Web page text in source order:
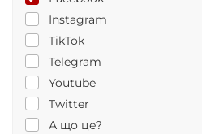
Instagram
TikTok
Telegram
Youtube
Twitter
А що це?